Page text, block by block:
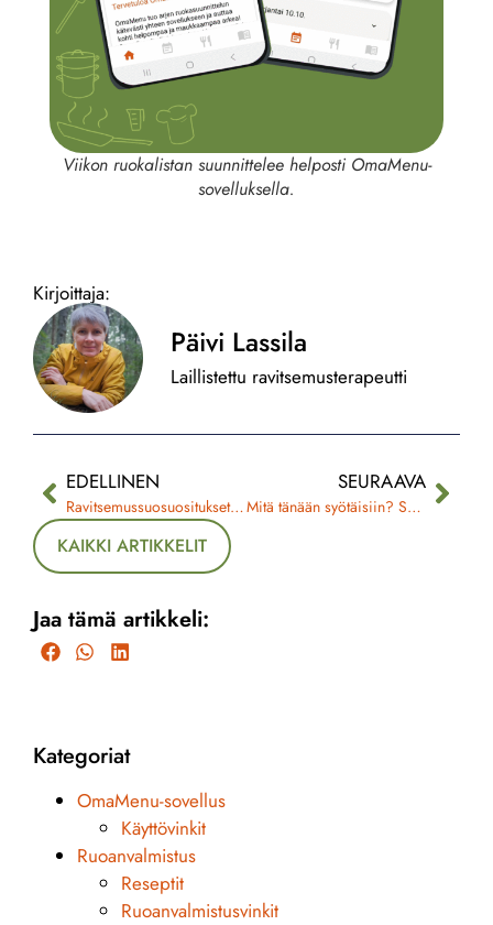
Viikon ruokalistan suunnittelee helposti OmaMenu-
sovelluksella.
Kirjoittaja:
Päivi Lassila
Laillistettu ravitsemusterapeutti
EDELLINEN
Ravitsemussuosuositukset tutuksi
SEURAAVA
Mitä tänään syötäisiin? Suunnittele vähän, helpota paljon!
KAIKKI ARTIKKELIT
Jaa tämä artikkeli:
Kategoriat
OmaMenu-sovellus
Käyttövinkit
Ruoanvalmistus
Reseptit
Ruoanvalmistusvinkit